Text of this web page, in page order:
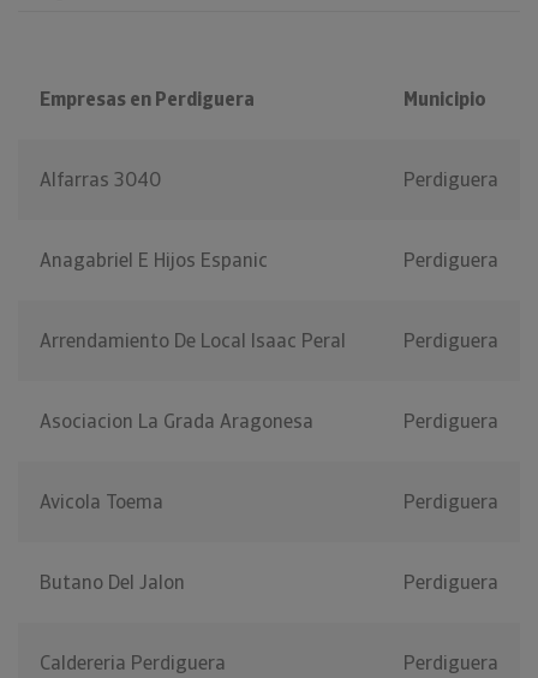
Empresas en Perdiguera Municipio
Alfarras 3040 Perdiguera
Anagabriel E Hijos Espanic Perdiguera
Arrendamiento De Local Isaac Peral Perdiguera
Asociacion La Grada Aragonesa Perdiguera
Avicola Toema Perdiguera
Butano Del Jalon Perdiguera
Caldereria Perdiguera Perdiguera